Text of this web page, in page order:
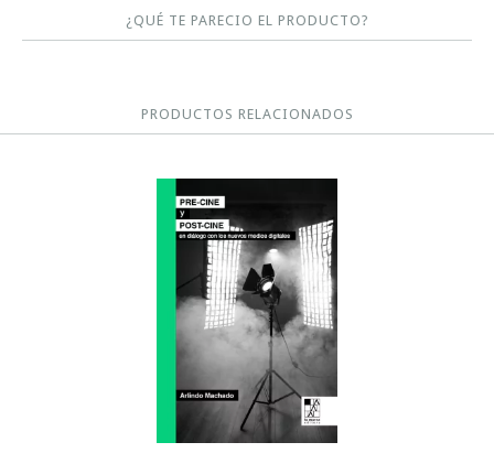
¿QUÉ TE PARECIO EL PRODUCTO?
PRODUCTOS RELACIONADOS